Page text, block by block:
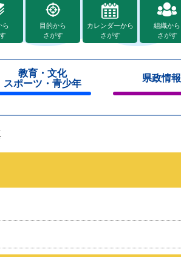
ら
目的から
さがす
カレンダーから
さがす
組織から
さがす
教育・文化
スポーツ・青少年
県政情報
じ